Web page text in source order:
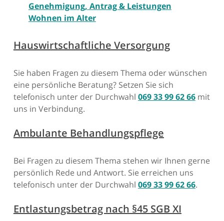
Genehmigung, Antrag & Leistungen
Wohnen im Alter
Hauswirtschaftliche Versorgung
Sie haben Fragen zu diesem Thema oder wünschen
eine persönliche Beratung? Setzen Sie sich
telefonisch unter der Durchwahl 069 33 99 62 66mit
uns in Verbindung.
Ambulante Behandlungspflege
Bei Fragen zu diesem Thema stehen wir Ihnen gerne
persönlich Rede und Antwort. Sie erreichen uns
telefonisch unter der Durchwahl 069 33 99 62 66.
Entlastungsbetrag nach §45 SGB XI